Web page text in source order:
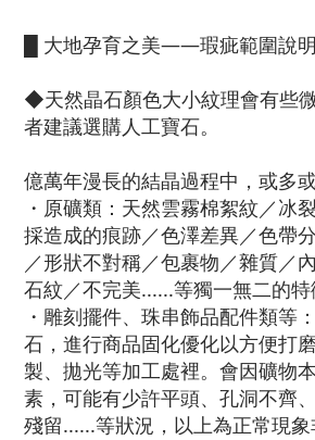
█ 大地孕育之美——瑕疵範圍說明
◆天然晶石顏色大小紋理會有些
者建議選購人工寶石。
億萬年漫長的結晶過程中，或多
・原礦類：天然雲霧棉絮紋／冰
採造成的痕跡／色澤差異／色帶
／形狀不對稱／包裹物／雜質／
石紋／不完美......等獨一無二的特
・雕刻擺件、珠串飾品配件類等
石，進行商品固化優化以方便打
製、拋光等加工處裡。會因礦物
素，可能有少許平頭、孔洞不齊
殘留......等狀況，以上為正常現象